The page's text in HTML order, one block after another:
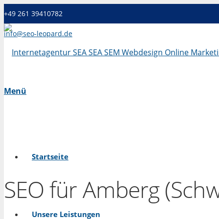
+49 261 39410782
info@seo-leopard.de
Mo - Fr 09.00 Uhr - 18.00 Uhr
Menü
Startseite
Unsere Leistungen
SEO für Amberg